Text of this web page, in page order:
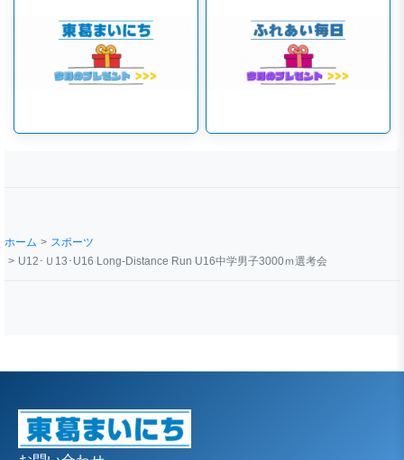
ホーム
スポーツ
U12･Ｕ13･U16 Long-Distance Run U16中学男子3000ｍ選考会